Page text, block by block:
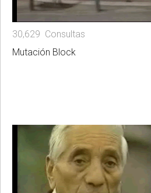
30,629 Consultas
Mutación Block